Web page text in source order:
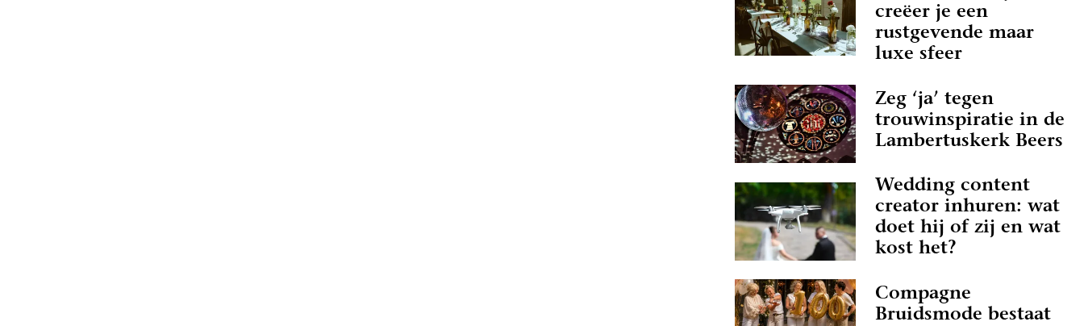
creëer je een
rustgevende maar
luxe sfeer
Zeg ‘ja’ tegen
trouwinspiratie in de
Lambertuskerk Beers
Wedding content
creator inhuren: wat
doet hij of zij en wat
kost het?
Compagne
Bruidsmode bestaat